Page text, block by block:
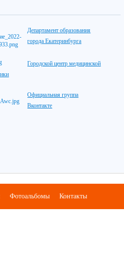
Департамент образования
города Екатеринбурга
Городской центр медицинской
Официальная группа
Вконтакте
Фотоальбомы Контакты